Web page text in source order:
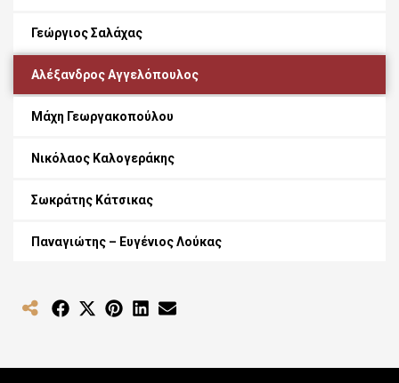
Γεώργιος Σαλάχας
Αλέξανδρος Αγγελόπουλος
Μάχη Γεωργακοπούλου
Νικόλαος Καλογεράκης
Σωκράτης Κάτσικας
Παναγιώτης – Ευγένιος Λούκας
Share Share
(Twitter)
Share Share